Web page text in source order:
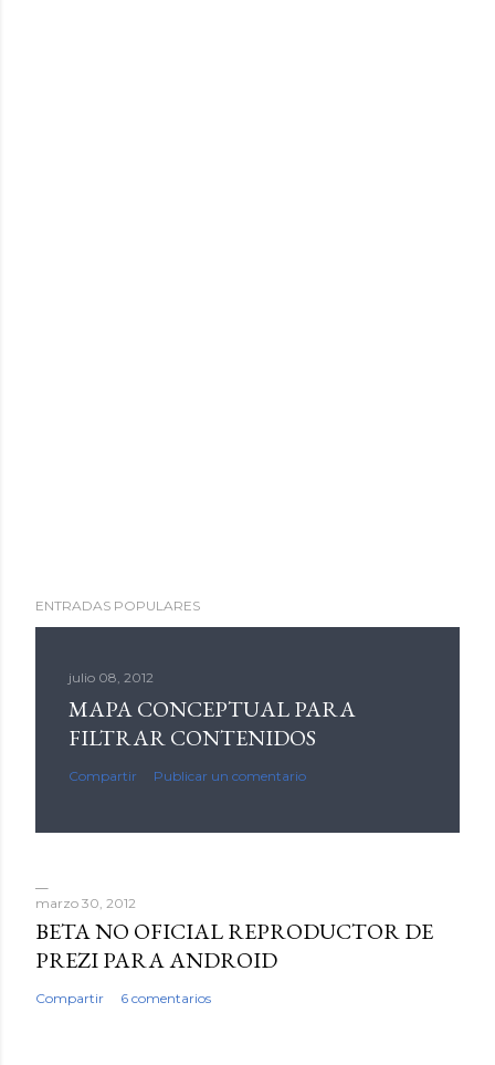
ENTRADAS POPULARES
julio 08, 2012
MAPA CONCEPTUAL PARA
FILTRAR CONTENIDOS
Compartir Publicar un comentario
marzo 30, 2012
BETA NO OFICIAL REPRODUCTOR DE
PREZI PARA ANDROID
Compartir 6 comentarios